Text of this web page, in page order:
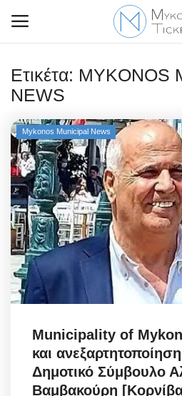
Politique
Business
Travel
World
Style Adorés
Greece
Entertainment
Ετικέτα: MYKONOS
NEWS
Mykonos Municipal News
Municipality of
και
Δημοτικό Σύμβουλο
Βαμβακούρη